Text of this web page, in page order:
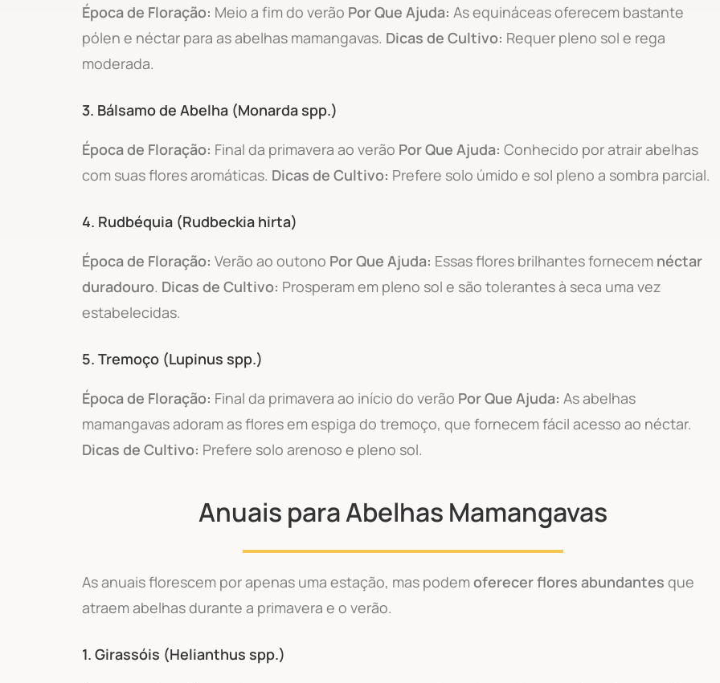
Época de Floração: Meio a fim do verão Por Que Ajuda: As equináceas oferecem bastante
pólen e néctar para as abelhas mamangavas. Dicas de Cultivo: Requer pleno sol e rega
moderada.
3. Bálsamo de Abelha (Monarda spp.)
Época de Floração: Final da primavera ao verão Por Que Ajuda: Conhecido por atrair abelhas
com suas flores aromáticas. Dicas de Cultivo: Prefere solo úmido e sol pleno a sombra parcial.
4. Rudbéquia (Rudbeckia hirta)
Época de Floração: Verão ao outono Por Que Ajuda: Essas flores brilhantes fornecem néctar
duradouro. Dicas de Cultivo: Prosperam em pleno sol e são tolerantes à seca uma vez
estabelecidas.
5. Tremoço (Lupinus spp.)
Época de Floração: Final da primavera ao início do verão Por Que Ajuda: As abelhas
mamangavas adoram as flores em espiga do tremoço, que fornecem fácil acesso ao néctar.
Dicas de Cultivo: Prefere solo arenoso e pleno sol.
Anuais para Abelhas Mamangavas
As anuais florescem por apenas uma estação, mas podemoferecer flores abundantes que
atraem abelhas durante a primavera e o verão.
1. Girassóis (Helianthus spp.)